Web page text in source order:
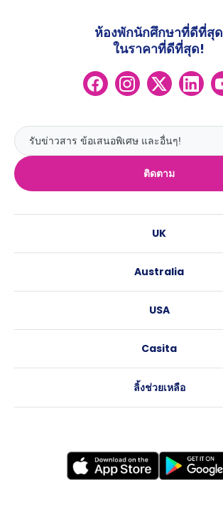
ติดตาม
ห้องพักนักศึกษาที่ดีที่สุด
ในราคาที่ดีที่สุด!
UK
เอดินเบอระ
ลีดส์
โคเวนทรี
เลสเตอร์
Australia
บริสเบน
อะเดลายด์
USA
แอตแลนตา
Casita
ลิ้งช่วยเหลือ